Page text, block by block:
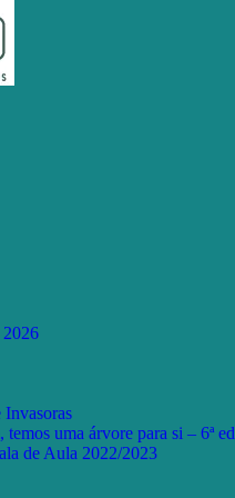
2026
uma árvore para si – 6ª
de Aula 2022/2023